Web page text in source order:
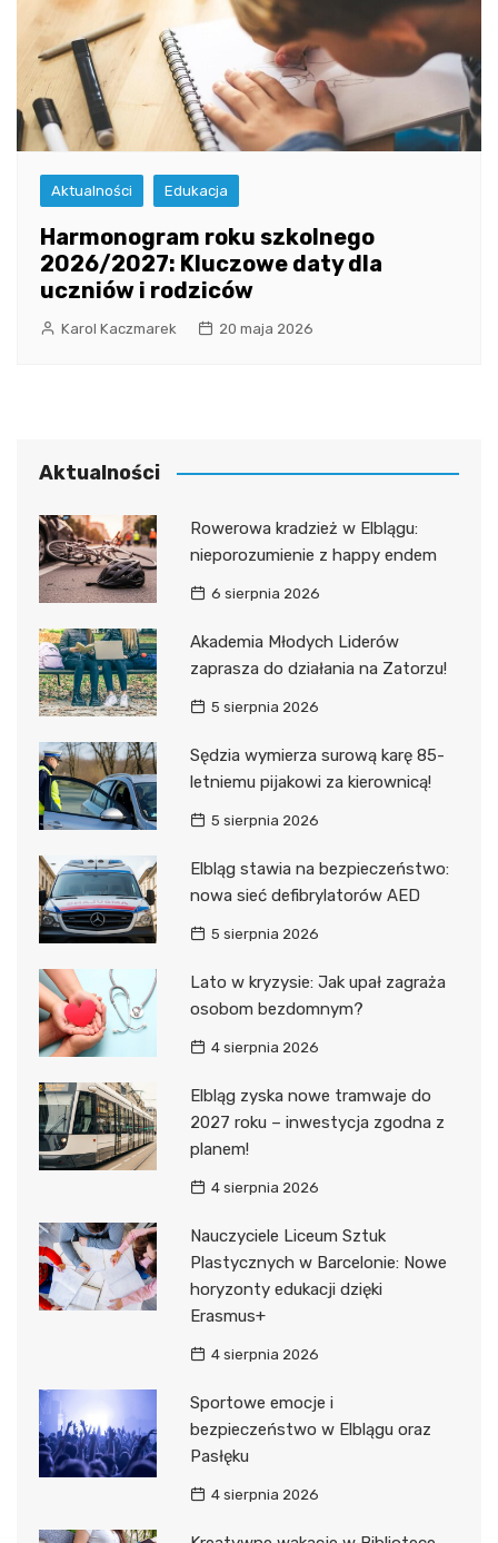
Aktualności Edukacja
Harmonogram roku szkolnego
2026/2027: Kluczowe daty dla
uczniów i rodziców
Karol Kaczmarek 20 maja 2026
Aktualności
Rowerowa kradzież w Elblągu:
nieporozumienie z happy endem
6 sierpnia 2026
Akademia Młodych Liderów
zaprasza do działania na Zatorzu!
5 sierpnia 2026
Sędzia wymierza surową karę 85-
letniemu pijakowi za kierownicą!
5 sierpnia 2026
Elbląg stawia na bezpieczeństwo:
nowa sieć defibrylatorów AED
5 sierpnia 2026
Lato w kryzysie: Jak upał zagraża
osobom bezdomnym?
4 sierpnia 2026
Elbląg zyska nowe tramwaje do
2027 roku – inwestycja zgodna z
planem!
4 sierpnia 2026
Nauczyciele Liceum Sztuk
Plastycznych w Barcelonie: Nowe
horyzonty edukacji dzięki
Erasmus+
4 sierpnia 2026
Sportowe emocje i
bezpieczeństwo w Elblągu oraz
Pasłęku
4 sierpnia 2026